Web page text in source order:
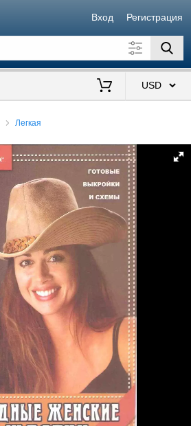
Вход Регистрация
Легкая